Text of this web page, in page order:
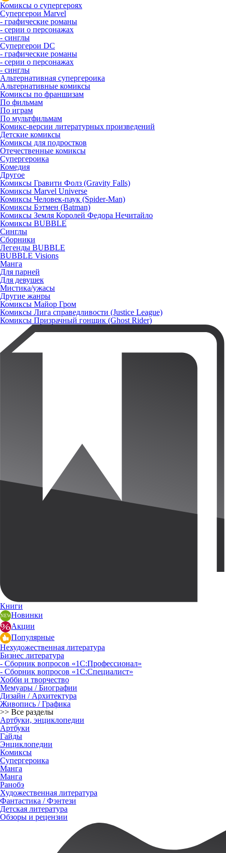
Комиксы о супергероях
Супергерои Marvel
- графические романы
- серии о персонажах
- синглы
Супергерои DC
- графические романы
- серии о персонажах
- синглы
Альтернативная супергероика
Альтернативные комиксы
Комиксы по франшизам
По фильмам
По играм
По мультфильмам
Комикс-версии литературных произведений
Детские комиксы
Комиксы для подростков
Отечественные комиксы
Супергероика
Комедия
Другое
Комиксы Гравити Фолз (Gravity Falls)
Комиксы Marvel Universe
Комиксы Человек-паук (Spider-Man)
Комиксы Бэтмен (Batman)
Комиксы Земля Королей Федора Нечитайло
Комиксы BUBBLE
Синглы
Сборники
Легенды BUBBLE
BUBBLE Visions
Манга
Для парней
Для девушек
Мистика/ужасы
Другие жанры
Комиксы Майор Гром
Комиксы Лига справедливости (Justice League)
Комиксы Призрачный гонщик (Ghost Rider)
Книги
Новинки
Акции
Популярные
Нехудожественная литература
Бизнес литература
- Сборник вопросов «1С:Профессионал»
- Сборник вопросов «1С:Специалист»
Хобби и творчество
Мемуары / Биографии
Дизайн / Архитектура
Живопись / Графика
>> Все разделы
Артбуки, энциклопедии
Артбуки
Гайды
Энциклопедии
Комиксы
Супергероика
Манга
Манга
Ранобэ
Художественная литература
Фантастика / Фэнтези
Детская литература
Обзоры и рецензии